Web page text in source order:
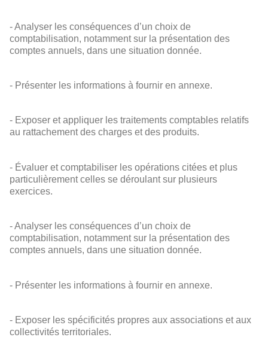
- Analyser les conséquences d’un choix de
comptabilisation, notamment sur la présentation des
comptes annuels, dans une situation donnée.
- Présenter les informations à fournir en annexe.
- Exposer et appliquer les traitements comptables relatifs
au rattachement des charges et des produits.
- Évaluer et comptabiliser les opérations citées et plus
particulièrement celles se déroulant sur plusieurs
exercices.
- Analyser les conséquences d’un choix de
comptabilisation, notamment sur la présentation des
comptes annuels, dans une situation donnée.
- Présenter les informations à fournir en annexe.
- Exposer les spécificités propres aux associations et aux
collectivités territoriales.